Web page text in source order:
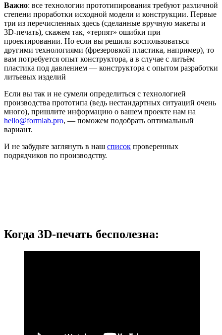
Важно: все технологии прототипирования требуют различной
степени проработки исходной модели и конструкции. Первые
три из перечисленных здесь (сделанные вручную макеты и
3D-печать), скажем так, «терпят» ошибки при
проектировании. Но если вы решили воспользоваться
другими технологиями (фрезеровкой пластика, например), то
вам потребуется опыт конструктора, а в случае с литьём
пластика под давлением — конструктора с опытом разработки
литьевых изделий
Если вы так и не сумели определиться с технологией
производства прототипа (ведь нестандартных ситуаций очень
много), пришлите информацию о вашем проекте нам на
hello@formlab.pro, — поможем подобрать оптимальный
вариант.
И не забудьте заглянуть в наш список проверенных
подрядчиков по производству.
Когда 3D-печать бесполезна: